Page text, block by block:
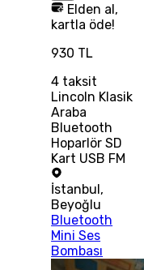
Elden al,
kartla öde!
930 TL
4 taksit
Lincoln Klasik
Araba
Bluetooth
Hoparlör SD
Kart USB FM
İstanbul,
Beyoğlu
Bluetooth
Mini Ses
Bombası